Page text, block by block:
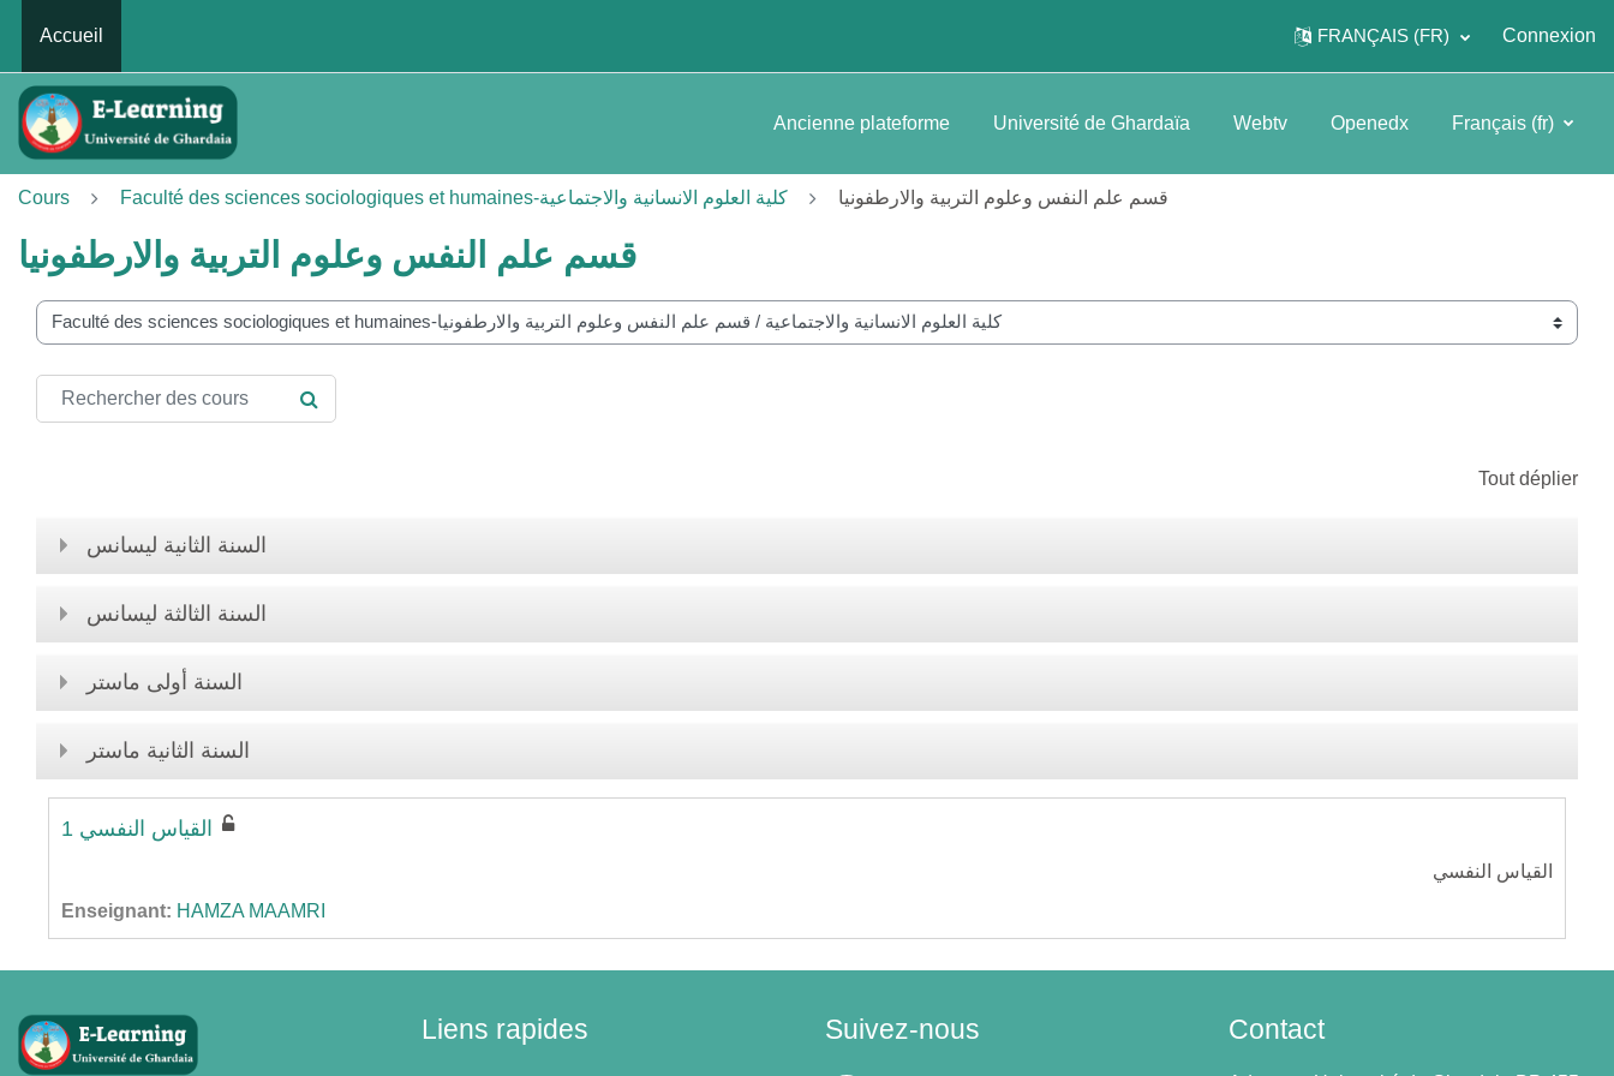
Accueil
FRANÇAIS ‎(FR)‎ Connexion
Ancienne plateforme Université de Ghardaïa Webtv Openedx Français ‎(fr)‎
Cours Faculté des sciences sociologiques et humaines-كلية العلوم الانسانية والاجتماعية قسم علم النفس وعلوم التربية والارطفونيا
قسم علم النفس وعلوم التربية والارطفونيا
de cours
Rechercher des cours
RECHERCHER DES COURS
Tout déplier
السنة الثانية ليسانس
السنة الثالثة ليسانس
السنة أولى ماستر
السنة الثانية ماستر
القياس النفسي 1
القياس النفسي
Enseignant: HAMZA MAAMRI
Liens rapides Suivez-nous Contact